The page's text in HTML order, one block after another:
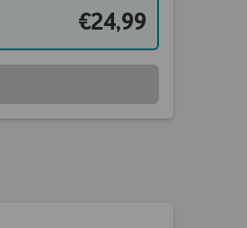
€24,99